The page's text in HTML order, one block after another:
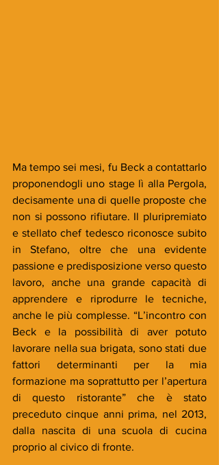
Ma tempo sei mesi, fu Beck a contattarlo
proponendogli uno stage lì alla Pergola,
decisamente una di quelle proposte che
non si possono rifiutare. Il pluripremiato
e stellato chef tedesco riconosce subito
in Stefano, oltre che una evidente
passione e predisposizione verso questo
lavoro, anche una grande capacità di
apprendere e riprodurre le tecniche,
anche le più complesse. “L’incontro con
Beck e la possibilità di aver potuto
lavorare nella sua brigata, sono stati due
fattori determinanti per la mia
formazione ma soprattutto per l’apertura
di questo ristorante” che è stato
preceduto cinque anni prima, nel 2013,
dalla nascita di una scuola di cucina
proprio al civico di fronte.